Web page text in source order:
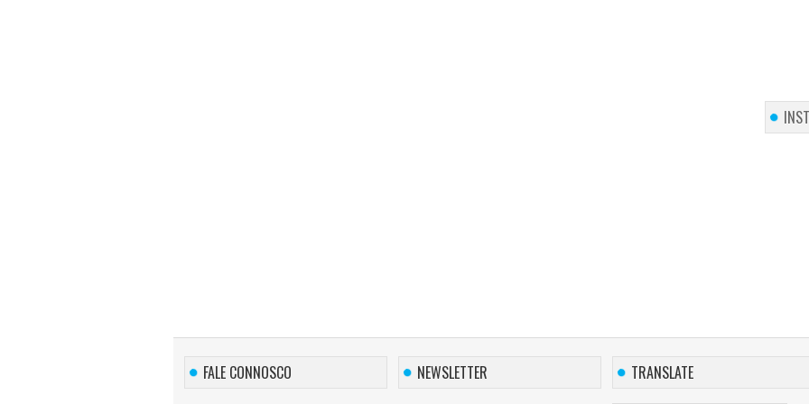
FALE CONNOSCO NEWSLETTER TRANSLATE